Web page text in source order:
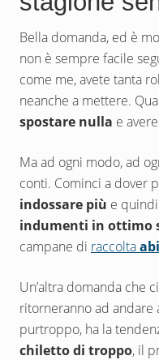
Bella domanda, ed è
non è sempre facile
come me, avete tanta
neanche a mettere.
spostare nulla e
Ma ad ogni modo, ad
conti. Cominci a dover
indossare più e
indumenti in ottimo
campane di raccolta
Un’altra domanda che
ritorneranno ad andare
purtroppo, ha la
chiletto di troppo, il